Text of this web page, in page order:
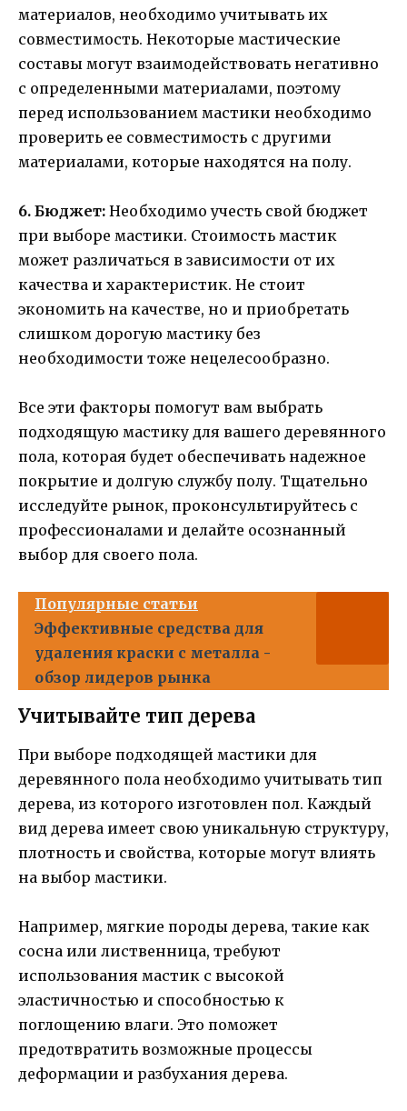
материалов, необходимо учитывать их
совместимость. Некоторые мастические
составы могут взаимодействовать негативно
с определенными материалами, поэтому
перед использованием мастики необходимо
проверить ее совместимость с другими
материалами, которые находятся на полу.
6. Бюджет: Необходимо учесть свой бюджет
при выборе мастики. Стоимость мастик
может различаться в зависимости от их
качества и характеристик. Не стоит
экономить на качестве, но и приобретать
слишком дорогую мастику без
необходимости тоже нецелесообразно.
Все эти факторы помогут вам выбрать
подходящую мастику для вашего деревянного
пола, которая будет обеспечивать надежное
покрытие и долгую службу полу. Тщательно
исследуйте рынок, проконсультируйтесь с
профессионалами и делайте осознанный
выбор для своего пола.
Популярные статьи
Эффективные средства для
удаления краски с металла -
обзор лидеров рынка
Учитывайте тип дерева
При выборе подходящей мастики для
деревянного пола необходимо учитывать тип
дерева, из которого изготовлен пол. Каждый
вид дерева имеет свою уникальную структуру,
плотность и свойства, которые могут влиять
на выбор мастики.
Например, мягкие породы дерева, такие как
сосна или лиственница, требуют
использования мастик с высокой
эластичностью и способностью к
поглощению влаги. Это поможет
предотвратить возможные процессы
деформации и разбухания дерева.